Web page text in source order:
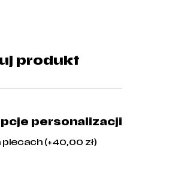
produkt
personalizacji
plecach (+40,00 zł)